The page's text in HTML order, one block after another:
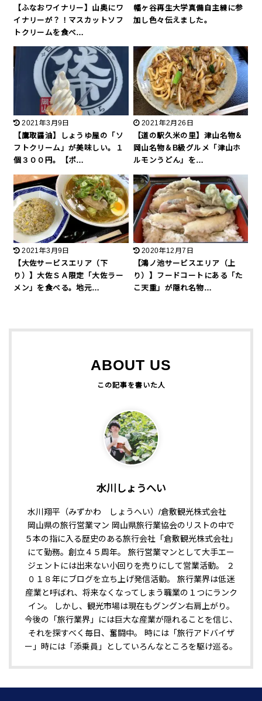
【ふなおワイナリー】山奥にワ
イナリーが？！マスカットソフ
トクリームを食べ…
幡ヶ谷再生大学真備自主練に参
加し色々伝えました。
2021年3月9日
【鷹取醤油】しょうゆ屋の「ソ
フトクリーム」が美味しい。１
個３００円。【ポ…
2021年2月26日
【道の駅久米の里】津山名物＆
岡山名物＆B級グルメ「津山ホ
ルモンうどん」を…
2021年3月9日
【大佐サービスエリア（下
り）】大佐ＳＡ限定「大佐ラー
メン」を食べる。地元…
2020年12月7日
【鴻ノ池サービスエリア（上
り）】フードコートにある「た
こ天重」が隠れ名物…
ABOUT US
水川しょうへい
水川翔平（みずかわ しょうへい）/倉敷観光株式会社
岡山県の旅行営業マン 岡山県旅行業協会のリストの中で
５本の指に入る歴史のある旅行会社「倉敷観光株式会社」
にて勤務。創立４５周年。 旅行営業マンとして大手エー
ジェントには出来ない小回りを売りにして営業活動。 ２
０１８年にブログを立ち上げ発信活動。 旅行業界は低迷
産業と呼ばれ、将来なくなってしまう職業の１つにランク
イン。 しかし、観光市場は現在もグングン右肩上がり。
今後の「旅行業界」には巨大な産業が隠れることを信じ、
それを探すべく毎日、奮闘中。 時には「旅行アドバイザ
ー」時には「添乗員」としていろんなところを駆け巡る。